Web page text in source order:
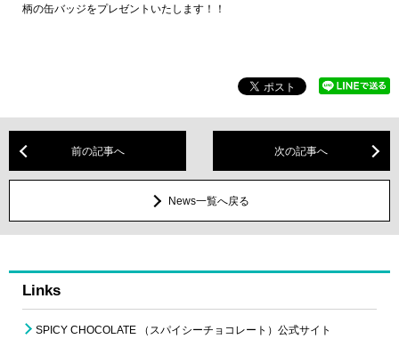
柄の缶バッジをプレゼントいたします！！
前の記事へ 次の記事へ
News一覧へ戻る
Links
SPICY CHOCOLATE （スパイシーチョコレート）公式サイト